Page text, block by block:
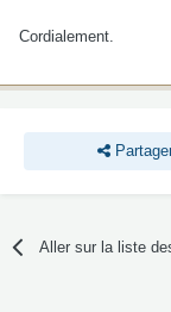
Cordialement.
Aller sur la liste